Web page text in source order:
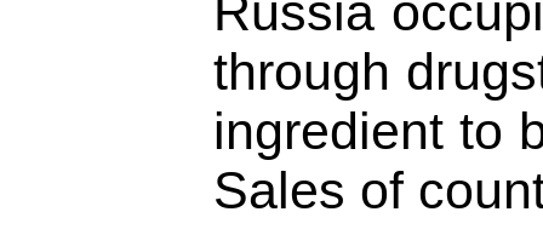
Russia
through
ingredient to
Sales of